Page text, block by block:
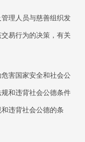
理人员与慈善组织发
易行为的决策，有关
害国家安全和社会公
和违背社会公德条件
违背社会公德的条